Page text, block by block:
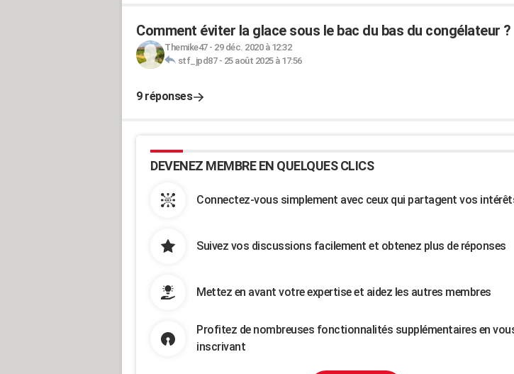
Comment éviter la glace sous le bac du bas du congélateur ?
Themike47- 29 déc. 2020 à 12:32
stf_jpd87- 25 août 2025 à 17:56
9 réponses
DEVENEZ MEMBRE EN QUELQUES CLICS
Connectez-vous simplement avec ceux qui partagent vos
Suivez vos discussions facilement et obtenez plus de réponses
Mettez en avant votre expertise et aidez les autres membres
Profitez de nombreuses fonctionnalités supplémentaires en
inscrivant